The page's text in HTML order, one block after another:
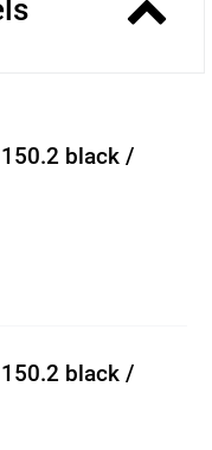
black /
black /